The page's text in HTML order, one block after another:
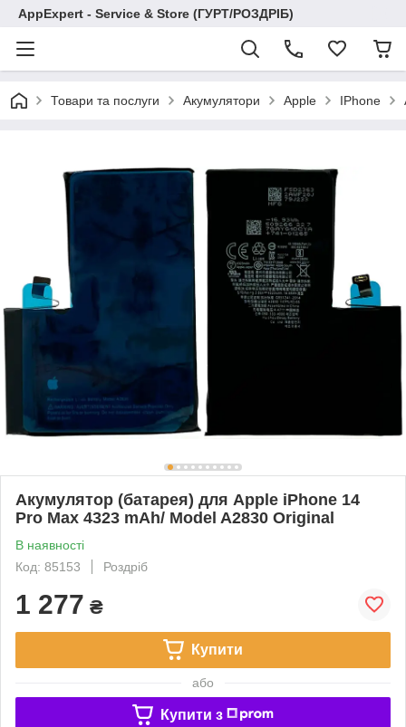
AppExpert - Service & Store (ГУРТ/РОЗДРІБ)
Товари та послуги Акумулятори Apple IPhone
Акумулятор (батарея) для Apple iPhone 14
Pro Max 4323 mAh/ Model A2830 Original
В наявності
Код: 85153
Роздріб
1 277 ₴
Купити
або
Купити з